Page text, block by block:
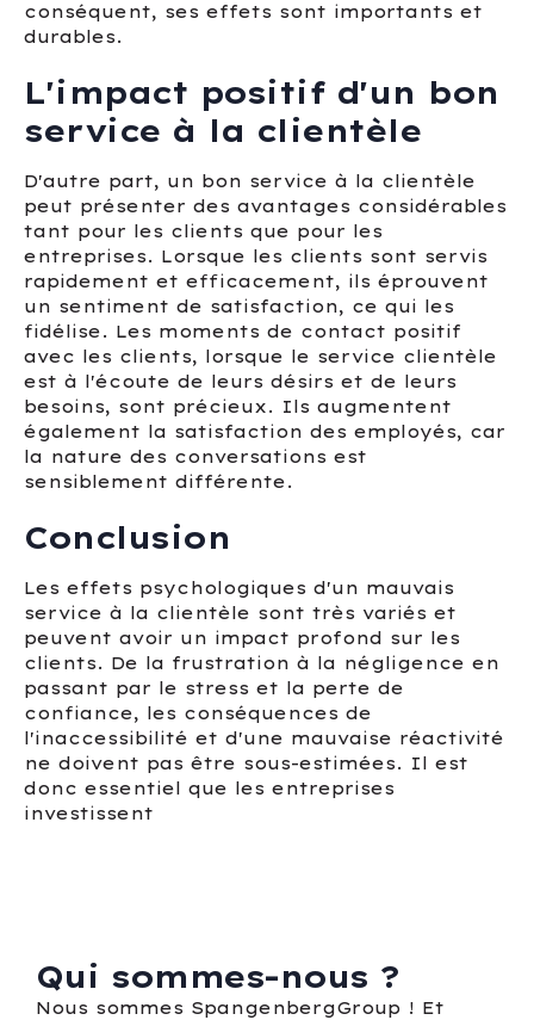
conséquent, ses effets sont importants et
durables.
L'impact positif d'un bon
service à la clientèle
D'autre part, un bon service à la clientèle
peut présenter des avantages considérables
tant pour les clients que pour les
entreprises. Lorsque les clients sont servis
rapidement et efficacement, ils éprouvent
un sentiment de satisfaction, ce qui les
fidélise. Les moments de contact positif
avec les clients, lorsque le service clientèle
est à l'écoute de leurs désirs et de leurs
besoins, sont précieux. Ils augmentent
également la satisfaction des employés, car
la nature des conversations est
sensiblement différente.
Conclusion
Les effets psychologiques d'un mauvais
service à la clientèle sont très variés et
peuvent avoir un impact profond sur les
clients. De la frustration à la négligence en
passant par le stress et la perte de
confiance, les conséquences de
l'inaccessibilité et d'une mauvaise réactivité
ne doivent pas être sous-estimées. Il est
donc essentiel que les entreprises
investissent
Qui sommes-nous ?
Nous sommes SpangenbergGroup ! Et